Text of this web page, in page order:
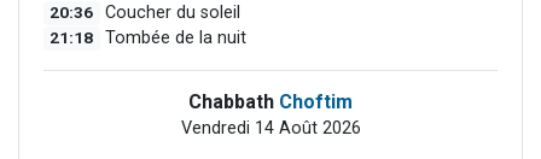
20:36 Coucher du soleil
21:18 Tombée de la nuit
Chabbath Choftim
Vendredi 14 Août 2026